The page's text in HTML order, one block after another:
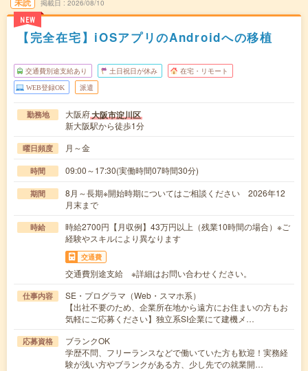
NEW
掲載日 2026/08/10
【完全在宅】iOSアプリのAndroidへの移植
交通費別途支給あり 土日祝日が休み 在宅・リモート
WEB登録OK 派遣
勤務地 大阪府大阪市淀川区
新大阪駅から徒歩1分
曜日頻度 月～金
時間 09:00～17:30(実働時間07時間30分)
期間
8月～長期※開始時期についてはご相談ください 2026年12
月末まで
時給
時給2700円【月収例】43万円以上（残業10時間の場合）※ご
経験やスキルにより異なります
交通費
交通費別途支給 ※詳細はお問い合わせください。
仕事内容
SE・プログラマ（Web・スマホ系）
【出社不要のため、企業所在地から遠方にお住まいの方もお
気軽にご応募ください】独立系SI企業にて建機メ…
応募資格
ブランクOK
学歴不問、フリーランスなどで働いていた方も歓迎！実務経
験が浅い方やブランクがある方、少し先での就業開…